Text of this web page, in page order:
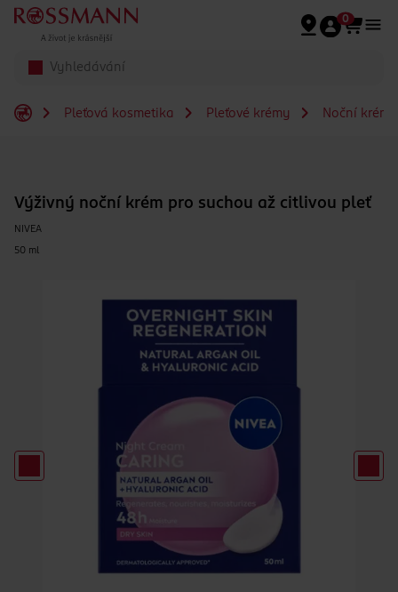
Přeskočit na hlavmní obsah
0
Pleťová kosmetika Pleťové krémy Noční krémy
Výživný noční krém pro suchou až citlivou pleť
NIVEA
50 ml